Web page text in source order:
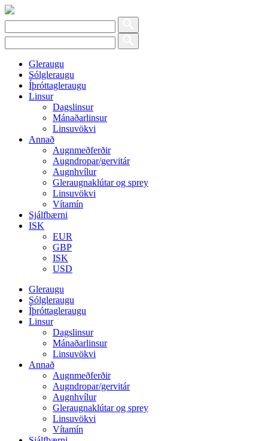
Gleraugu
Sólgleraugu
Íþróttagleraugu
Linsur
Dagslinsur
Mánaðarlinsur
Linsuvökvi
Annað
Augnmeðferðir
Augndropar/gervitár
Augnhvílur
Gleraugnaklútar og sprey
Linsuvökvi
Vítamín
Sjálfbærni
ISK
EUR
GBP
ISK
USD
Gleraugu
Sólgleraugu
Íþróttagleraugu
Linsur
Dagslinsur
Mánaðarlinsur
Linsuvökvi
Annað
Augnmeðferðir
Augndropar/gervitár
Augnhvílur
Gleraugnaklútar og sprey
Linsuvökvi
Vítamín